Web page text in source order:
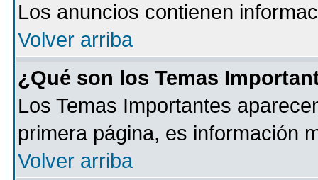
Los anuncios contienen
Volver arriba
¿Qué son los Temas
Los Temas Importantes
primera página, es información
Volver arriba